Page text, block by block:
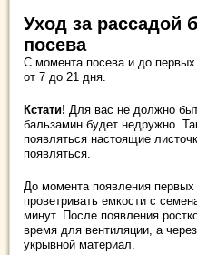
Уход за рассадой
посева
С момента посева и до
от 7 до 21 дня.
Кстати! Для вас не должно
бальзамин будет недружно.
появляться настоящие
появляться.
До момента появления
проветривать емкости с
минут. После появления
время для вентиляции, а
укрывной материал.